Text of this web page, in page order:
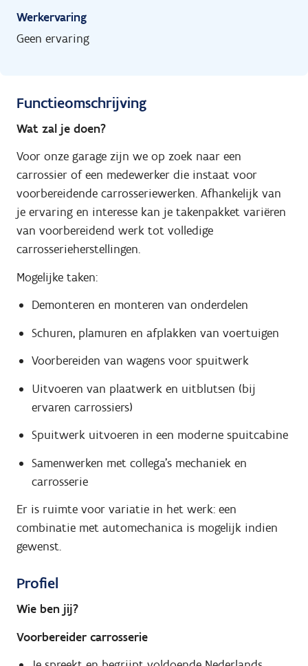
Werkervaring
Geen ervaring
Functieomschrijving
Wat zal je doen?
Voor onze garage zijn we op zoek naar een
carrossier of een medewerker die instaat voor
voorbereidende carrosseriewerken. Afhankelijk van
je ervaring en interesse kan je takenpakket variëren
van voorbereidend werk tot volledige
carrosserieherstellingen.
Mogelijke taken:
Demonteren en monteren van onderdelen
Schuren, plamuren en afplakken van voertuigen
Voorbereiden van wagens voor spuitwerk
Uitvoeren van plaatwerk en uitblutsen (bij
ervaren carrossiers)
Spuitwerk uitvoeren in een moderne spuitcabine
Samenwerken met collega’s mechaniek en
carrosserie
Er is ruimte voor variatie in het werk: een
combinatie met automechanica is mogelijk indien
gewenst.
Profiel
Wie ben jij?
Voorbereider carrosserie